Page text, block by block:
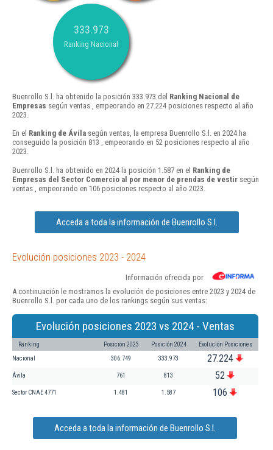
333.973
Ranking Nacional
Buenrollo S.l. ha obtenido la posición 333.973 del Ranking Nacional de
Empresas según ventas , empeorando en 27.224 posiciones respecto al año
2023.
En el Ranking de Ávila según ventas, la empresa Buenrollo S.l. en 2024 ha
conseguido la posición 813 , empeorando en 52 posiciones respecto al año
2023.
Buenrollo S.l. ha obtenido en 2024 la posición 1.587 en el Ranking de
Empresas del Sector Comercio al por menor de prendas de vestir según
ventas , empeorando en 106 posiciones respecto al año 2023.
Acceda a toda la información de Buenrollo S.l.
Evolución posiciones 2023 - 2024
Información ofrecida por
A continuación le mostramos la evolución de posiciones entre 2023 y 2024 de
Buenrollo S.l. por cada uno de los rankings según sus ventas:
Evolución posiciones 2023 vs 2024 - Ventas
Ranking Posición 2023 Posición 2024 Evolución Posiciones
Nacional 306.749 333.973 27.224
Ávila 761 813 52
Sector CNAE 4771 1.481 1.587 106
Acceda a toda la información de Buenrollo S.l.